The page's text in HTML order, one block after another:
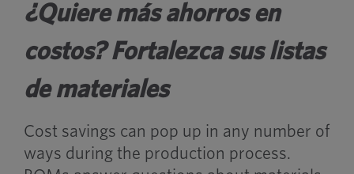
¿Quiere más ahorros en
costos? Fortalezca sus listas
de materiales
Cost savings can pop up in any number of
ways during the production process.